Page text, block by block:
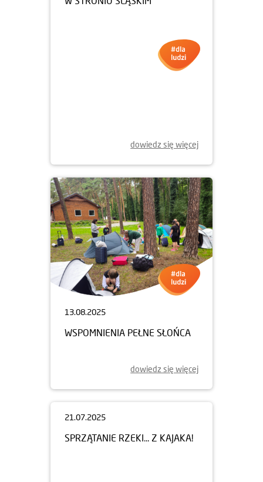
dowiedz się więcej
13.08.2025
WSPOMNIENIA PEŁNE SŁOŃCA
dowiedz się więcej
21.07.2025
SPRZĄTANIE RZEKI... Z KAJAKA!